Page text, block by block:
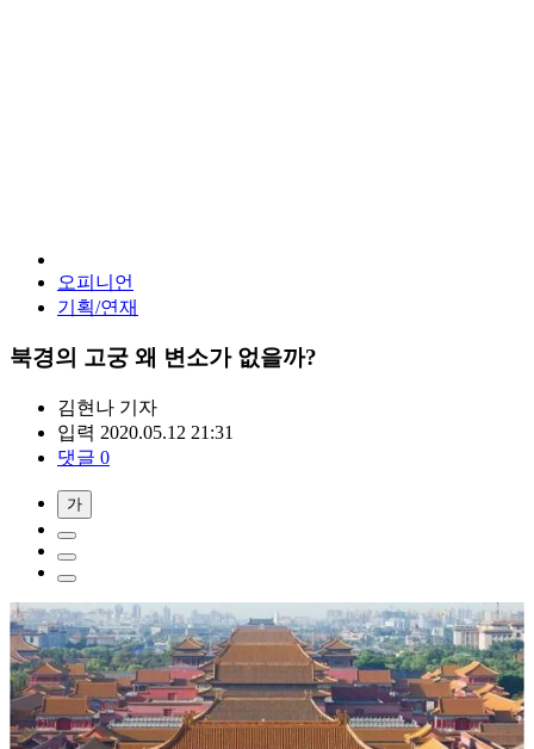
오피니언
기획/연재
북경의 고궁 왜 변소가 없을까?
김현나 기자
입력 2020.05.12 21:31
댓글 0
가